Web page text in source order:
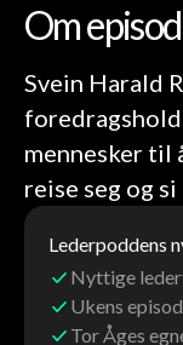
Om
Svein Harald
mennesker til
reise seg og
Lederpoddens
Nyttige
Ukens
Tor Åges